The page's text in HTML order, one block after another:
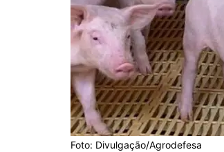
Foto: Divulgação/Agrodefesa